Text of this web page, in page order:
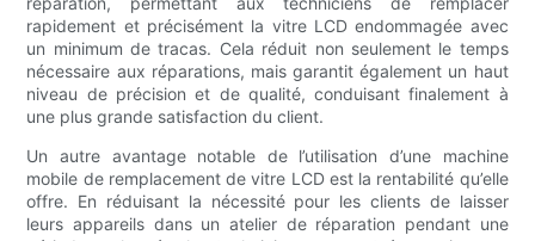
rapidement et précisément la vitre LCD endommagée avec
un minimum de tracas. Cela réduit non seulement le temps
nécessaire aux réparations, mais garantit également un haut
niveau de précision et de qualité, conduisant finalement à
une plus grande satisfaction du client.
Un autre avantage notable de l’utilisation d’une machine
mobile de remplacement de vitre LCD est la rentabilité qu’elle
offre. En réduisant la nécessité pour les clients de laisser
leurs appareils dans un atelier de réparation pendant une